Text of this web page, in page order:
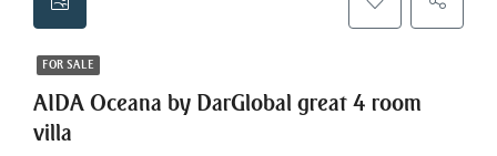
FOR SALE
AIDA Oceana by DarGlobal great 4 room
villa